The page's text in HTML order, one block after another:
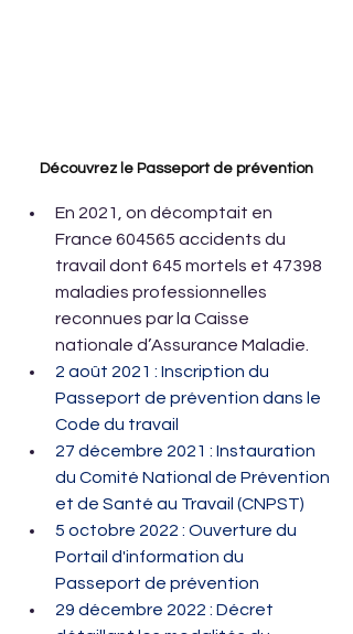
Découvrez le Passeport de prévention
En 2021, on décomptait en
France 604565 accidents du
travail dont 645 mortels et 47398
maladies professionnelles
reconnues par la Caisse
nationale d’Assurance Maladie.
2 août 2021 : Inscription du
Passeport de prévention dans le
Code du travail
27 décembre 2021 : Instauration
du Comité National de Prévention
et de Santé au Travail (CNPST)
5 octobre 2022 : Ouverture du
Portail d'information du
Passeport de prévention
29 décembre 2022 : Décret